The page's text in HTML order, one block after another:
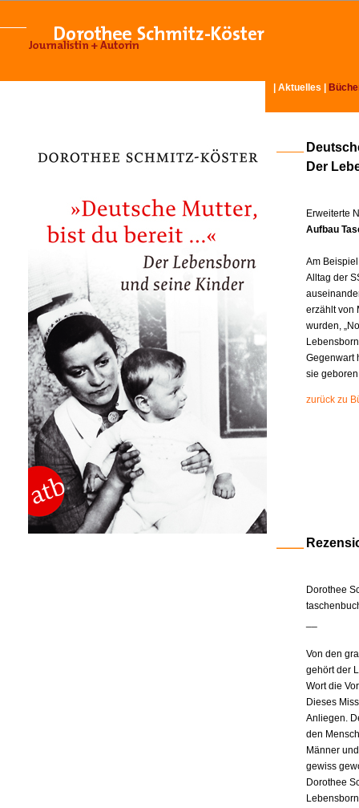
Aktuelles
Der
Erweiterte
Aufbau
Am
Alltag der
erzählt von
wurden,
Gegenwart
sie
zurück zu
Dorothee
Von den
gehört der
Wort die
Dieses
Anliegen.
den
Männer
gewiss
Dorothee